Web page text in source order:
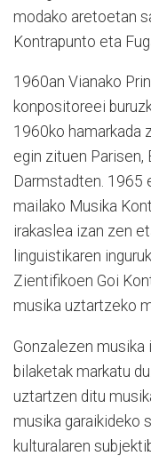
modako aretoetan
Kontrapunto eta
1960an Vianako
konpositoreei
1960ko hamarkada
egin zituen Parisen,
Darmstadten. 1965
mailako Musika
irakaslea izan zen
linguistikaren
Zientifikoen Goi
musika uztartzeko
Gonzalezen
bilaketak markatu
uztartzen ditu
musika garaikideko
kulturalaren